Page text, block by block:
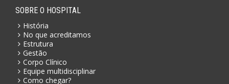
SOBRE O HOSPITAL
História
No que acreditamos
Estrutura
Gestão
Corpo Clínico
Equipe multidisciplinar
Como chegar?